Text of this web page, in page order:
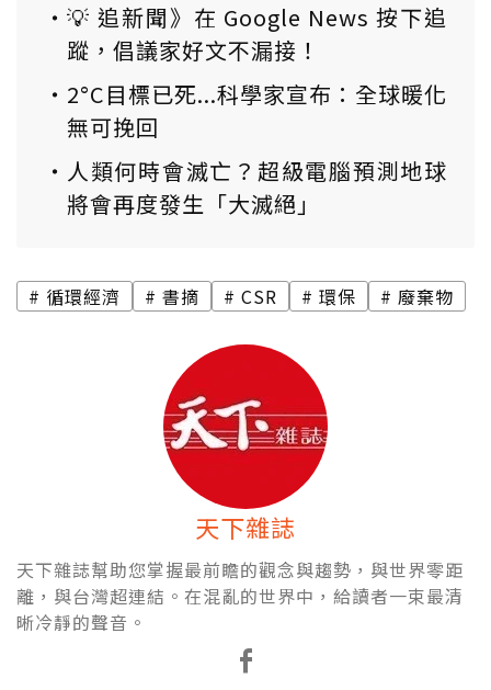
💡 追新聞》在 Google News 按下追
蹤，倡議家好文不漏接！
2°C目標已死...科學家宣布：全球暖化
無可挽回
人類何時會滅亡？超級電腦預測地球
將會再度發生「大滅絕」
循環經濟 書摘 CSR 環保 廢棄物
天下雜誌
天下雜誌幫助您掌握最前瞻的觀念與趨勢，與世界零距
離，與台灣超連結。在混亂的世界中，給讀者一束最清
晰冷靜的聲音。